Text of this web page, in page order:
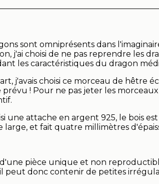
sont omniprésents dans
j'ai choisi de ne pas reprendre les
les caractéristiques du dragon
j'avais choisi ce morceau de hêtre
prévu ! Pour ne pas jeter les
une attache en argent 925, le bois
large, et fait quatre millimètres
d'une pièce unique et non
peut donc contenir de petites